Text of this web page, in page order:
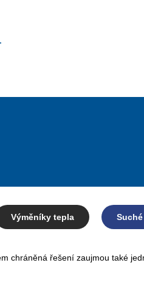
Výměníky tepla
chráněná řešení zaujmou také